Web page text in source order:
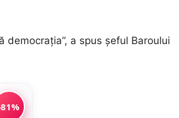
a spus șeful Baroului